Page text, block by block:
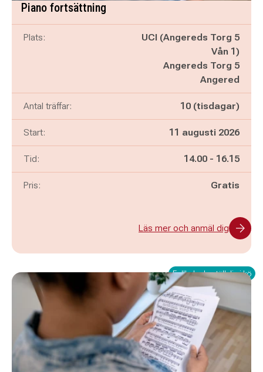
Piano fortsättning
Plats:
UCI (Angereds Torg 5
Vån 1)
Angereds Torg 5
Angered
Antal träffar: 10 (tisdagar)
Start: 11 augusti 2026
Tid: Pågår mellan
14.00 - och
16.15
Pris: Gratis
Läs mer och anmäl dig
Fullbokad - ställ dig i kö